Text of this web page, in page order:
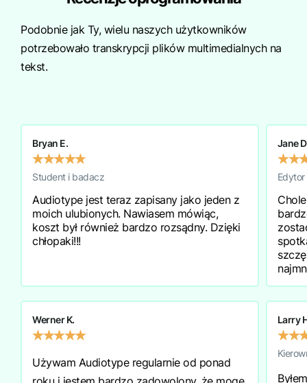
Podobnie jak Ty, wielu naszych użytkowników
potrzebowało transkrypcji plików multimedialnych na
tekst.
Bryan E.
★★★★★
Student i badacz
Audiotype jest teraz zapisany jako jeden z
moich ulubionych. Nawiasem mówiąc,
koszt był również bardzo rozsądny. Dzięki
chłopaki!!!
Jane
★★
Werner K.
★★★★★
Używam Audiotype regularnie od ponad
Larry
★★